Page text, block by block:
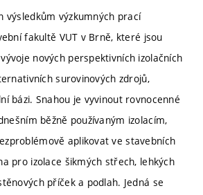
výsledkům výzkumných prací
fakultě VUT v Brně, které jsou
nových perspektivních izolačních
surovinových zdrojů,
bázi. Snahou je vyvinout rovnocenné
běžně používaným izolacím,
aplikovat ve stavebních
pro izolace šikmých střech, lehkých
příček a podlah. Jedná se